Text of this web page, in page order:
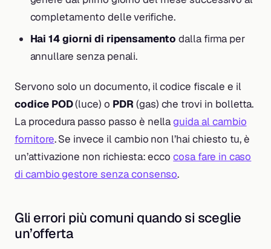
completamento delle verifiche.
Hai 14 giorni di ripensamento dalla firma per
annullare senza penali.
Servono solo un documento, il codice fiscale e il
codice POD(luce) o PDR (gas) che trovi in bolletta.
La procedura passo passo è nellaguida al cambio
fornitore. Se invece il cambio non l’hai chiesto tu, è
un’attivazione non richiesta: eccocosa fare in caso
di cambio gestore senza consenso.
Gli errori più comuni quando si sceglie
un’offerta